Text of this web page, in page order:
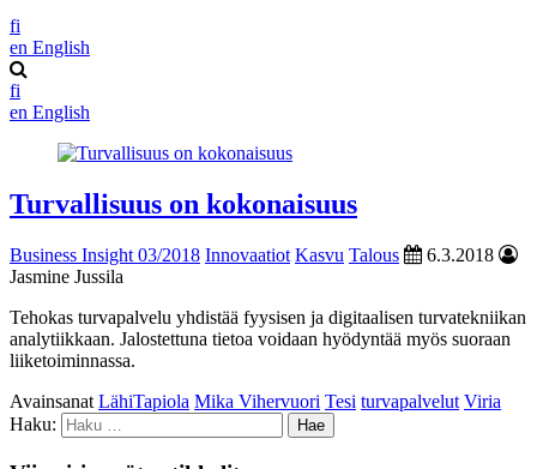
fi
en English
fi
en English
Turvallisuus on kokonaisuus
Business Insight 03/2018 Innovaatiot Kasvu Talous
6.3.2018
Jasmine Jussila
Tehokas turvapalvelu yhdistää fyysisen ja digitaalisen turvatekniikan
analytiikkaan. Jalostettuna tietoa voidaan hyödyntää myös suoraan
liiketoiminnassa.
Avainsanat LähiTapiola Mika Vihervuori Tesi turvapalvelut Viria
Haku: